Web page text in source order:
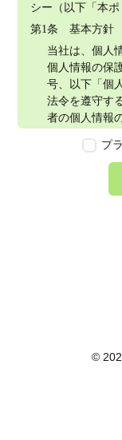
シー（以下「本
第1条　基本方針
当社は、個人
個人情報の保
号、以下「個
法令を遵守す
者の個人情報
のとします。
第2条　個人情報
本ポリシーに
利用の停止、
プ
©